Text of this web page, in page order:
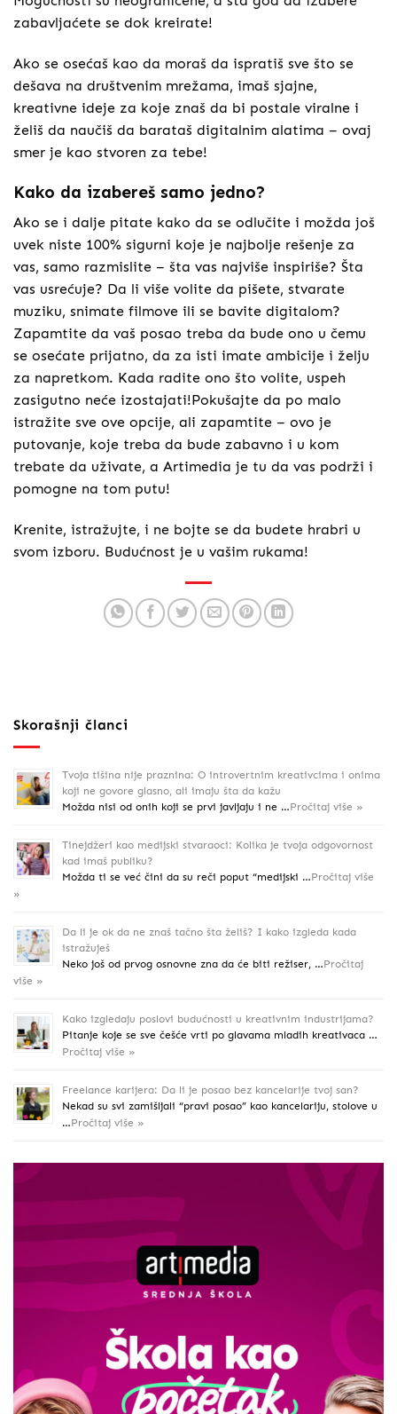
zabavljaćete se dok kreirate!
Ako se osećaš kao da moraš da ispratiš sve što se
dešava na društvenim mrežama, imaš sjajne,
kreativne ideje za koje znaš da bi postale viralne i
želiš da naučiš da barataš digitalnim alatima – ovaj
smer je kao stvoren za tebe!
Kako da izabereš samo jedno?
Ako se i dalje pitate kako da se odlučite i možda još
uvek niste 100% sigurni koje je najbolje rešenje za
vas, samo razmislite – šta vas najviše inspiriše? Šta
vas usrećuje? Da li više volite da pišete, stvarate
muziku, snimate filmove ili se bavite digitalom?
Zapamtite da vaš posao treba da bude ono u čemu
se osećate prijatno, da za isti imate ambicije i želju
za napretkom. Kada radite ono što volite, uspeh
zasigutno neće izostajati!Pokušajte da po malo
istražite sve ove opcije, ali zapamtite – ovo je
putovanje, koje treba da bude zabavno i u kom
trebate da uživate, a Artimedia je tu da vas podrži i
pomogne na tom putu!
Krenite, istražujte, i ne bojte se da budete hrabri u
svom izboru. Budućnost je u vašim rukama!
Skorašnji članci
Tvoja tišina nije praznina: O introvertnim kreativcima i onima
koji ne govore glasno, ali imaju šta da kažu
Možda nisi od onih koji se prvi javljaju i ne …Pročitaj više »
Tinejdžeri kao medijski stvaraoci: Kolika je tvoja odgovornost
kad imaš publiku?
Možda ti se već čini da su reči poput “medijski …Pročitaj više
»
Da li je ok da ne znaš tačno šta želiš? I kako izgleda kada
istražuješ
Neko još od prvog osnovne zna da će biti režiser, …Pročitaj
više »
Kako izgledaju poslovi budućnosti u kreativnim industrijama?
Pitanje koje se sve češće vrti po glavama mladih kreativaca …
Pročitaj više »
Freelance karijera: Da li je posao bez kancelarije tvoj san?
Nekad su svi zamišljali “pravi posao” kao kancelariju, stolove u
…Pročitaj više »